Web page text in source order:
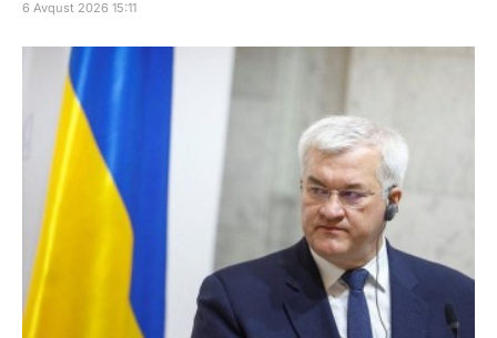
6 Avqust 2026 15:11